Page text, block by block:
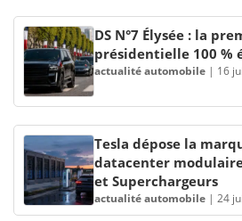
DS N°7 Élysée : la
présidentielle 100 %
actualité automobile | 16
Tesla dépose la
datacenter
et Superchargeurs
actualité automobile | 24